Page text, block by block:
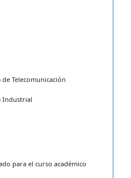
Telecomunicación
Industrial
para el curso académico